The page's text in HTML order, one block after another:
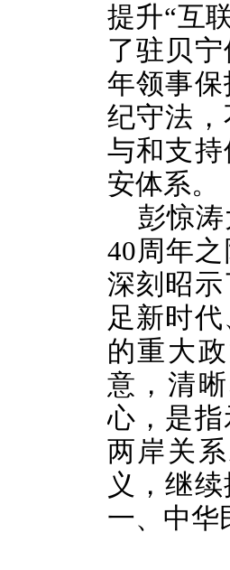
提升“互
了驻贝
年领事
纪守法
与和支
安体系。
彭惊
40周年
深刻昭
足新时
的重大
意，清
心，是
两岸关
义，继
一、中华